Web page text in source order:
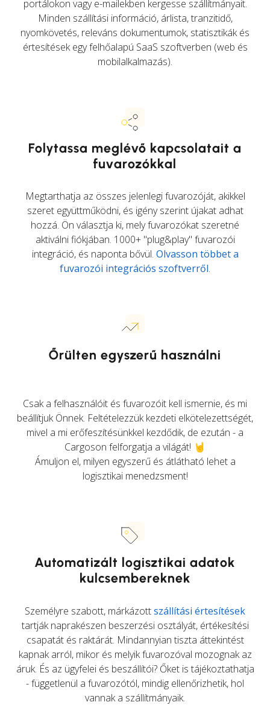
portálokon vagy e-mailekben kergesse szállítmányait.
Minden szállítási információ, árlista, tranzitidő,
nyomkövetés, releváns dokumentumok, statisztikák és
értesítések egy felhőalapú SaaS szoftverben (web és
mobilalkalmazás).
Folytassa meglévő kapcsolatait a
fuvarozókkal
Megtarthatja az összes jelenlegi fuvarozóját, akikkel
szeret együttműködni, és igény szerint újakat adhat
hozzá. Ön választja ki, mely fuvarozókat szeretné
aktiválni fiókjában. 1000+ "plug&play" fuvarozói
integráció, és naponta bővül. Olvasson többet a
fuvarozói integrációs szoftverről.
Őrülten egyszerű használni
Csak a felhasználóit és fuvarozóit kell ismernie, és mi
beállítjuk Önnek. Feltételezzük kezdeti elkötelezettségét,
mivel a mi erőfeszítésünkkel kezdődik, de ezután - a
Cargoson felforgatja a világát! 🤘
Ámuljon el, milyen egyszerű és átlátható lehet a
logisztikai menedzsment!
Automatizált logisztikai adatok
kulcsembereknek
Személyre szabott, márkázottszállítási értesítések
tartják naprakészen beszerzési osztályát, értékesítési
csapatát és raktárát. Mindannyian tiszta áttekintést
kapnak arról, mikor és melyik fuvarozóval mozognak az
áruk. És az ügyfelei és beszállítói? Őket is tájékoztathatja
- függetlenül a fuvarozótól, mindig ellenőrizhetik, hol
vannak a szállítmányaik.